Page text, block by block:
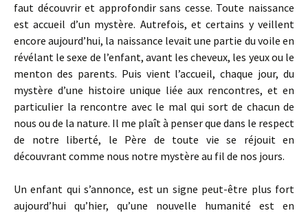
faut découvrir et approfondir sans cesse. Toute naissance
est accueil d’un mystère. Autrefois, et certains y veillent
encore aujourd’hui, la naissance levait une partie du voile en
révélant le sexe de l’enfant, avant les cheveux, les yeux ou le
menton des parents. Puis vient l’accueil, chaque jour, du
mystère d’une histoire unique liée aux rencontres, et en
particulier la rencontre avec le mal qui sort de chacun de
nous ou de la nature. Il me plaît à penser que dans le respect
de notre liberté, le Père de toute vie se réjouit en
découvrant comme nous notre mystère au fil de nos jours.
Un enfant qui s’annonce, est un signe peut-être plus fort
aujourd’hui qu’hier, qu’une nouvelle humanité est en